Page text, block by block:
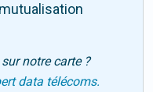
notre carte ?
data télécoms.